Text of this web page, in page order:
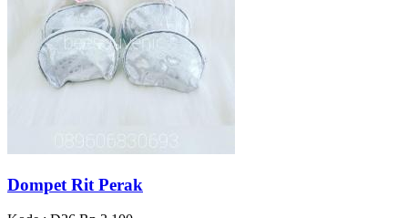
Dompet Rit Perak